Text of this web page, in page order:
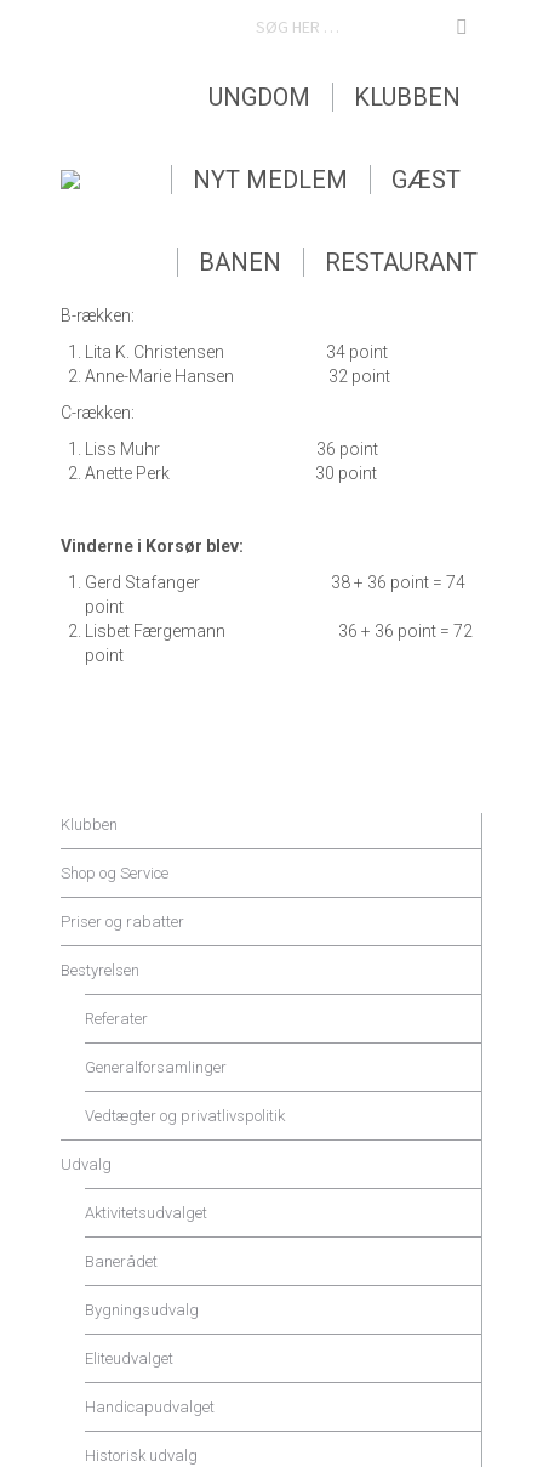
SEARCH:
UNGDOM KLUBBEN
NYT MEDLEM GÆST
BANEN RESTAURANT
Vinderne i Asserbo blev:
Jutta Martinsen 41 point
Anette Bredahl Kock 38 point
B-rækken:
Lita K. Christensen 34 point
Anne-Marie Hansen 32 point
C-rækken:
Liss Muhr 36 point
Anette Perk 30 point
Vinderne i Korsør blev:
Gerd Stafanger 38 + 36 point = 74
point
Lisbet Færgemann 36 + 36 point = 72
point
Klubben
Shop og Service
Priser og rabatter
Bestyrelsen
Referater
Generalforsamlinger
Vedtægter og privatlivspolitik
Udvalg
Aktivitetsudvalget
Banerådet
Bygningsudvalg
Eliteudvalget
Handicapudvalget
Historisk udvalg